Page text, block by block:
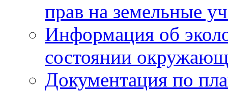
прав на земельные
Информация об
состоянии
Документация по